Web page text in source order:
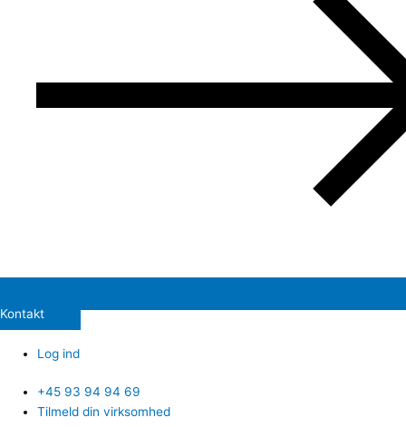
Kontakt
Log ind
+45 93 94 94 69
Tilmeld din virksomhed